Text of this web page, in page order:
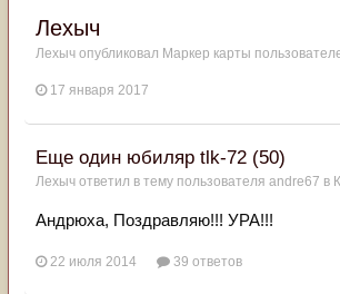
Лехыч
Лехыч опубликовал Маркер карты
17 января 2017
Еще один юбиляр tlk-72 (50)
Лехыч ответил в тему пользователя andre67 в
Андрюха, Поздравляю!!! УРА!!!
22 июля 2014 39 ответов